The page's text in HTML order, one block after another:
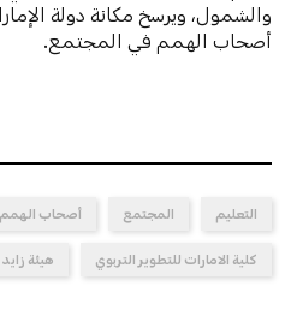
والشمول، ويرسخ مكانة دولة
أصحاب الهمم في المجتمع.
التعليم المجتمع أصحاب الهمم
كلية الامارات للتطوير التربوي هيئة